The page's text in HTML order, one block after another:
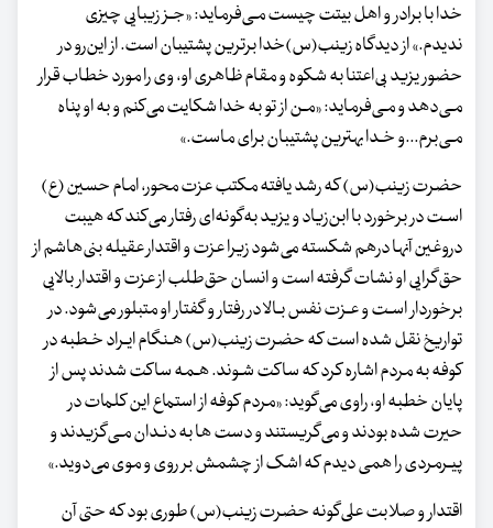
خدا با برادر و اهل ‌بیتت‌ چیست‌ مـی‌فرماید:«جـز زیبایی چیزی
ندیدم‌.»از دیدگاه زینب‌(س)خدا برترین پشتیبان است. از این‌رو در
حضور یزید بی‌اعتنا به شکوه و مقام ظاهری او، وی را مورد خطاب قرار
مـی‌دهد و مـی‌فرماید:«مـن از تو به خدا شکایت‌ می‌کنم و به‌ او پناه‌
مـی‌برم...و خـدا بهترین پشتیبان‌ برای ماست.»
حضرت زینب(س) که رشد یافته مکتب عزت محور، امام حسین‌ (ع)
اسـت در برخورد با ابن‌زیاد و یزید به‌گونه‌ای رفتار می‌کند که هیبت‌
دروغین‌ آنها درهم شکسته‌ می‌شود زیرا عزت و اقتدار عقیله بنی‌هاشم از
حق‌گرایی او نشات گرفته است و انسان‌ حق‌طلب‌ از عزت و اقتدار بالایی
برخوردار اسـت و عـزت نفس بـالا در رفتار و گفتار او متبلور می‌شود. در
تواریخ نقل شده است که حضرت زینب‌(س) هـنگام‌ ایـراد خـطبه در
کوفه به‌ مردم اشاره کرد که ساکت شـوند. هـمه ساکت شدند پس از
پایان خطبه او، راوی‌ می‌گوید:«مردم کوفه‌ از استماع این کلمات در
حیرت‌ شده‌ بودند و می‌گریستند و دست ها به دنـدان مـی‌گزیدند و
پیـرمردی را همی دیدم که اشک از چشمش بر روی و موی می‌دوید.»
اقتدار و صلابت علی‌گونه حضرت زینب(س) طوری بود که حتی آن